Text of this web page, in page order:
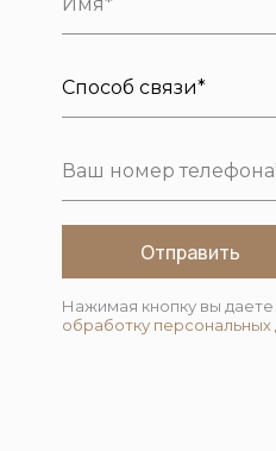
Отправить
Нажимая кнопку вы даете
обработку персональных